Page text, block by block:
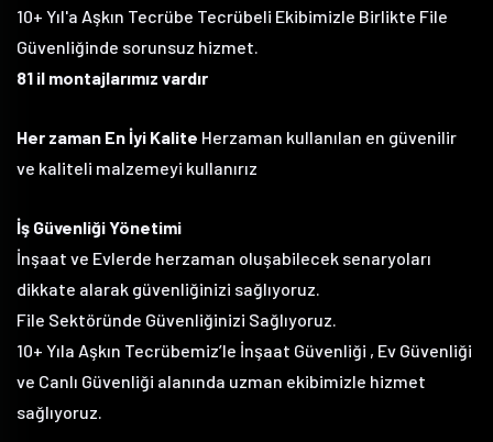
10+ Yıl'a Aşkın Tecrübe Tecrübeli Ekibimizle Birlikte File
Güvenliğinde sorunsuz hizmet.
81 il montajlarımız vardır
Her zaman En İyi Kalite Herzaman kullanılan en güvenilir
ve kaliteli malzemeyi kullanırız
İş Güvenliği Yönetimi
İnşaat ve Evlerde herzaman oluşabilecek senaryoları
dikkate alarak güvenliğinizi sağlıyoruz.
File Sektöründe Güvenliğinizi Sağlıyoruz.
10+ Yıla Aşkın Tecrübemiz’le İnşaat Güvenliği , Ev Güvenliği
ve Canlı Güvenliği alanında uzman ekibimizle hizmet
sağlıyoruz.